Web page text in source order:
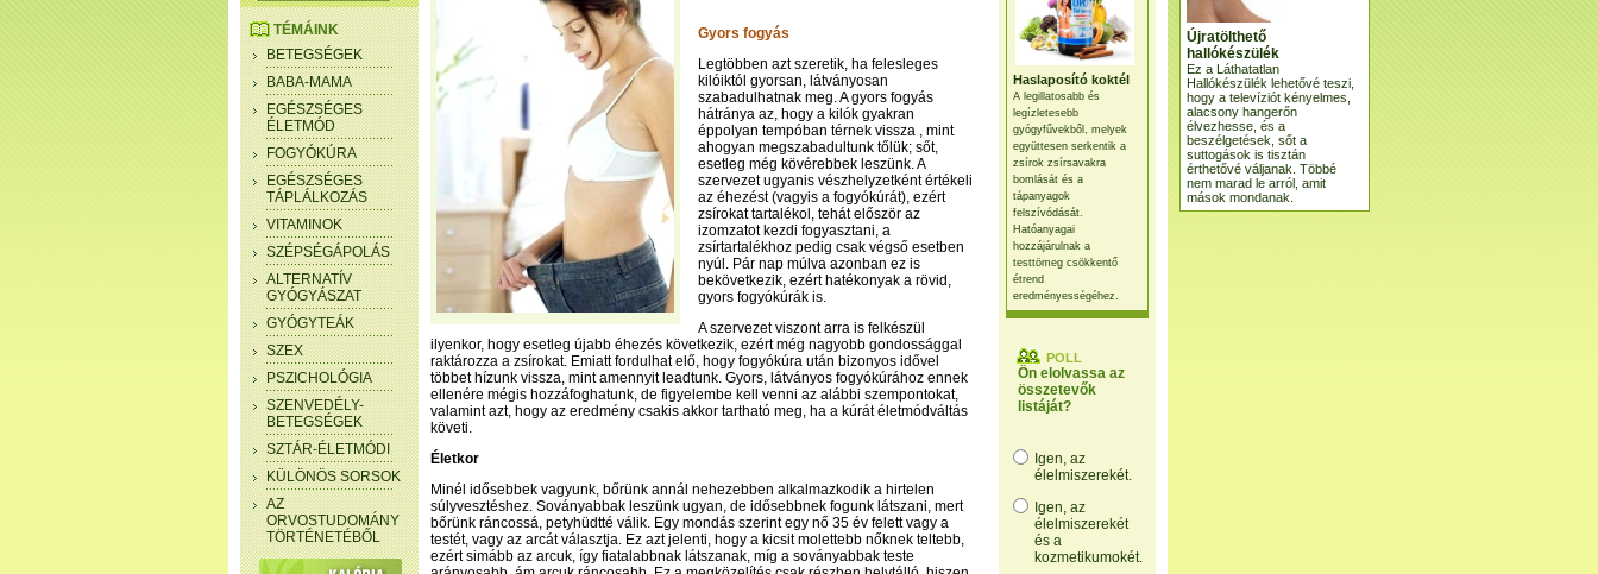
Haslaposító koktél
A legillatosabb és
legízletesebb
gyógyfűvekből, melyek
együttesen serkentik a
zsírok zsírsavakra
bomlását és a
tápanyagok
felszívódását.
Hatóanyagai
hozzájárulnak a
testtömeg csökkentő
étrend
eredményességéhez.
POLL
Ön elolvassa az
összetevők
listáját?
Igen, az
élelmiszerekét.
Igen, az
élelmiszerekét
és a
kozmetikumokét.
TÉMÁINK
BETEGSÉGEK
BABA-MAMA
EGÉSZSÉGES
ÉLETMÓD
FOGYÓKÚRA
EGÉSZSÉGES
TÁPLÁLKOZÁS
VITAMINOK
SZÉPSÉGÁPOLÁS
ALTERNATÍV
GYÓGYÁSZAT
GYÓGYTEÁK
SZEX
PSZICHOLÓGIA
SZENVEDÉLY-
BETEGSÉGEK
SZTÁR-ÉLETMÓDI
KÜLÖNÖS SORSOK
AZ
ORVOSTUDOMÁNY
TÖRTÉNETÉBŐL
Gyors fogyás
Legtöbben azt szeretik, ha felesleges
kilóiktól gyorsan, látványosan
szabadulhatnak meg. A gyors fogyás
hátránya az, hogy a kilók gyakran
éppolyan tempóban térnek vissza , mint
ahogyan megszabadultunk tőlük; sőt,
esetleg még kövérebbek leszünk. A
szervezet ugyanis vészhelyzetként értékeli
az éhezést (vagyis a fogyókúrát), ezért
zsírokat tartalékol, tehát először az
izomzatot kezdi fogyasztani, a
zsírtartalékhoz pedig csak végső esetben
nyúl. Pár nap múlva azonban ez is
bekövetkezik, ezért hatékonyak a rövid,
gyors fogyókúrák is.
A szervezet viszont arra is felkészül
ilyenkor, hogy esetleg újabb éhezés következik, ezért még nagyobb gondossággal
raktározza a zsírokat. Emiatt fordulhat elő, hogy fogyókúra után bizonyos idővel
többet hízunk vissza, mint amennyit leadtunk. Gyors, látványos fogyókúrához ennek
ellenére mégis hozzáfoghatunk, de figyelembe kell venni az alábbi szempontokat,
valamint azt, hogy az eredmény csakis akkor tartható meg, ha a kúrát életmódváltás
követi.
Életkor
Minél idősebbek vagyunk, bőrünk annál nehezebben alkalmazkodik a hirtelen
súlyvesztéshez. Soványabbak leszünk ugyan, de idősebbnek fogunk látszani, mert
bőrünk ráncossá, petyhüdtté válik. Egy mondás szerint egy nő 35 év felett vagy a
testét, vagy az arcát választja. Ez azt jelenti, hogy a kicsit molettebb nőknek teltebb,
ezért simább az arcuk, így fiatalabbnak látszanak, míg a soványabbak teste
Újratölthető
hallókészülék
Ez a Láthatatlan
Hallókészülék lehetővé teszi,
hogy a televíziót kényelmes,
alacsony hangerőn
élvezhesse, és a
beszélgetések, sőt a
suttogások is tisztán
érthetővé váljanak. Többé
nem marad le arról, amit
mások mondanak.